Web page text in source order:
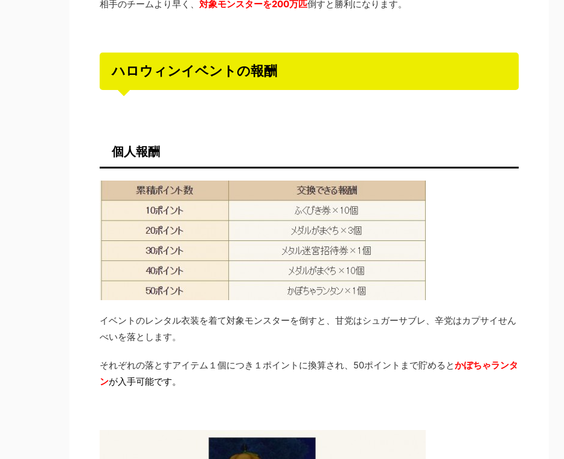
相手のチームより早く、 対象モンスターを200万匹倒すと勝利になります。
ハロウィンイベントの報酬
個人報酬
イベントのレンタル衣装を着て対象モンスターを倒すと、甘党はシュガーサブレ、辛党はカプサイせん
べいを落とします。
それぞれの落とすアイテム１個につき１ポイントに換算され、50ポイントまで貯めるとかぼちゃランタ
ンが入手可能です。